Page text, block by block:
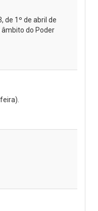
de 1º de abril de
do Poder